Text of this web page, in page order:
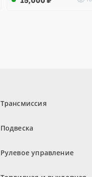
Трансмиссия
Подвеска
Рулевое управление